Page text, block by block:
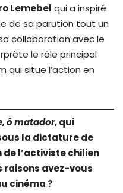
Lemebel qui a inspiré
de sa parution tout un
collaboration avec le
le rôle principal
qui situe l’action en
ô matador, qui
la dictature de
de l’activiste chilien
raisons avez-vous
cinéma ?